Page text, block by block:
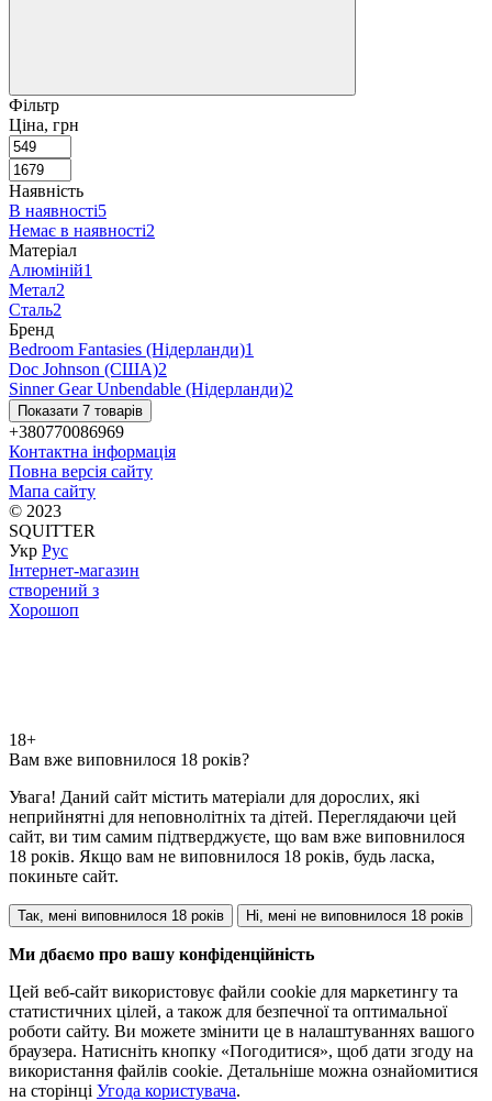
Фільтр
Ціна, грн
Наявність
В наявності5
Немає в наявності2
Матеріал
Алюміній1
Метал2
Сталь2
Бренд
Bedroom Fantasies (Нідерланди)1
Doc Johnson (США)2
Sinner Gear Unbendable (Нідерланди)2
Показати 7 товарів
+380770086969
Контактна інформація
Повна версія сайту
Мапа сайту
© 2023
SQUITTER
Укр Рус
Інтернет-магазин
створений з
Хорошоп
18+
Вам вже виповнилося 18 років?
Увага! Даний сайт містить матеріали для дорослих, які
неприйнятні для неповнолітніх та дітей. Переглядаючи цей
сайт, ви тим самим підтверджуєте, що вам вже виповнилося
18 років. Якщо вам не виповнилося 18 років, будь ласка,
покиньте сайт.
Так, мені виповнилося 18 років Ні, мені не виповнилося 18 років
Ми дбаємо про вашу конфіденційність
Цей веб-сайт використовує файли cookie для маркетингу та
статистичних цілей, а також для безпечної та оптимальної
роботи сайту. Ви можете змінити це в налаштуваннях вашого
браузера. Натисніть кнопку «Погодитися», щоб дати згоду на
використання файлів cookie. Детальніше можна ознайомитися
на сторінці Угода користувача.